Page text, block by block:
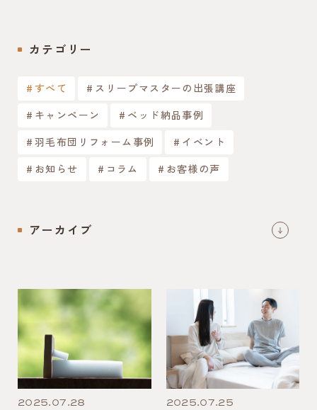
カテゴリー
すべて
スリープマスターの出張講座
キャンペーン
ベッド納品事例
羽毛布団リフォーム事例
イベント
お知らせ
コラム お客様の声
アーカイブ
2025.07.28 2025.07.25